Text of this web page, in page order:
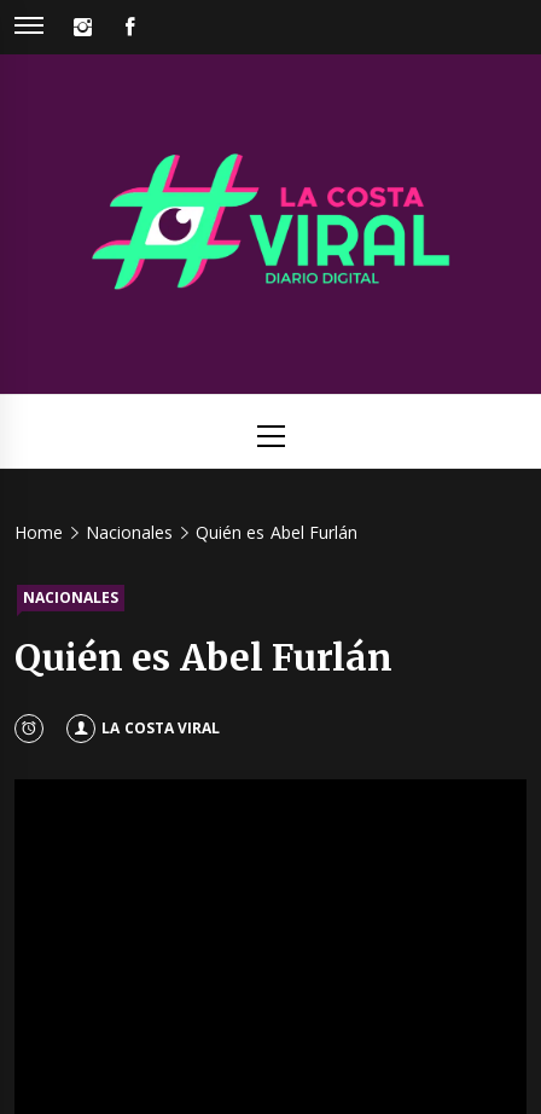
Skip
INSTAGRAM
Viral
Menu
Home Nacionales Quién es Abel Furlán
NACIONALES
Quién es Abel Furlán
LA COSTA VIRAL